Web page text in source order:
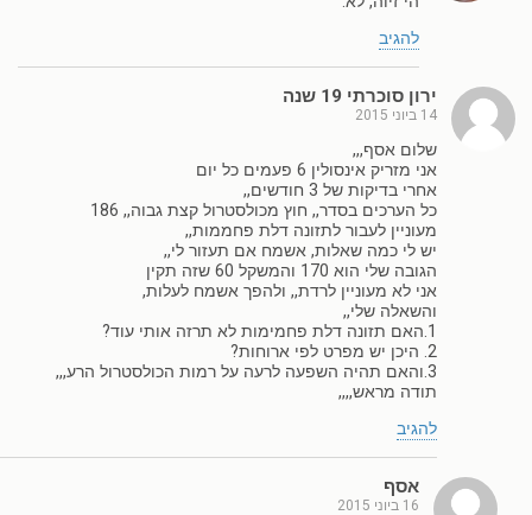
להגיב
ירון סוכרתי 19 שנה
14 ביוני 2015
שלום אסף,,,
אני מזריק אינסולין 6 פעמים כל יום
אחרי בדיקות של 3 חודשים,,
כל הערכים בסדר,, חוץ מכולסטרול קצת גבוה,, 186
מעוניין לעבור לתזונה דלת פחממות,,
יש לי כמה שאלות, אשמח אם תעזור לי,,
הגובה שלי הוא 170 והמשקל 60 שזה תקין
אני לא מעוניין לרדת,, ולהפך אשמח לעלות,
והשאלה שלי,,
1.האם תזונה דלת פחמימות לא תרזה אותי עוד?
2. היכן יש מפרט לפי ארוחות?
3.והאם תהיה השפעה לרעה על רמות הכולסטרול הרע,,,
תודה מראש,,,,
להגיב
אסף
16 ביוני 2015